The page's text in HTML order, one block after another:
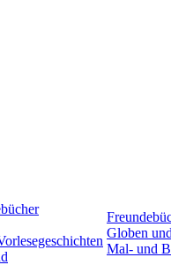
Globen
Mal- und